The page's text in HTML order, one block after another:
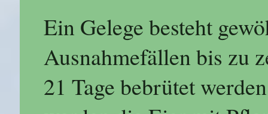
Ein Gelege besteht
Ausnahmefällen bis zu
21 Tage bebrütet